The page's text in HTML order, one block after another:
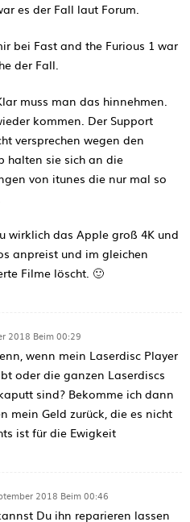
es der Fall laut Forum.
bei Fast and the Furious 1 war
der Fall.
muss man das hinnehmen.
kommen. Der Support
versprechen wegen den
halten sie sich an die
von itunes die nur mal so
wirklich das Apple groß 4K und
anpreist und im gleichen
Filme löscht. 🙂
2018 Beim 00:29
wenn mein Laserdisc Player
oder die ganzen Laserdiscs
sind? Bekomme ich dann
mein Geld zurück, die es nicht
ist für die Ewigkeit
2018 Beim 00:46
Du ihn reparieren lassen